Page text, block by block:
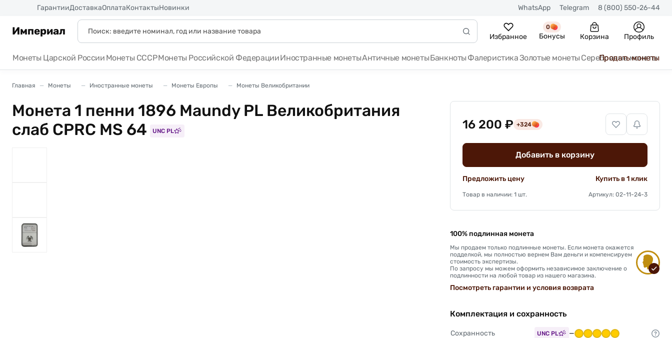
ГарантииДоставкаОплатаКонтактыНовинки WhatsApp Telegram 8 (800) 550-26-44
Империал Избранное
0
Бонусы Корзина Профиль
Монеты Царской России Монеты СССРМонеты Российской ФедерацииИностранные монетыАнтичные монетыБанкноты ФалеристикаЗолотые монеты Серебряные монеты
Продать монеты
Главная Монеты Иностранные монеты Монеты Европы Монеты Великобритании
Монета 1 пенни 1896 Maundy PL Великобритания
слаб CPRC MS 64
UNC PL 16 200 ₽ +324
Добавить в корзину
Предложить цену Купить в 1 клик
Товар в наличии: 1 шт. Артикул: 02-11-24-3
100% подлинная монета
Мы продаем только подлинные монеты. Если монета окажется
подделкой, мы полностью вернем Вам деньги и компенсируем
стоимость экспертизы.
По запросу мы можем оформить независимое заключение о
подлинности на любой товар из нашего магазина.
Посмотреть гарантии и условия возврата
Комплектация и сохранность
Сохранность UNC PL
—